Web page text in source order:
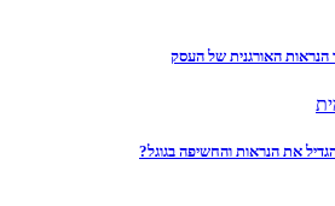
הנראות האורגנית של העסק
את הנראות והחשיפה בגוגל?